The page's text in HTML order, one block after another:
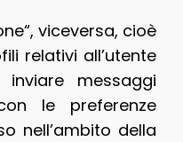
viceversa, cioè
relativi all’utente
messaggi
le preferenze
nell’ambito della